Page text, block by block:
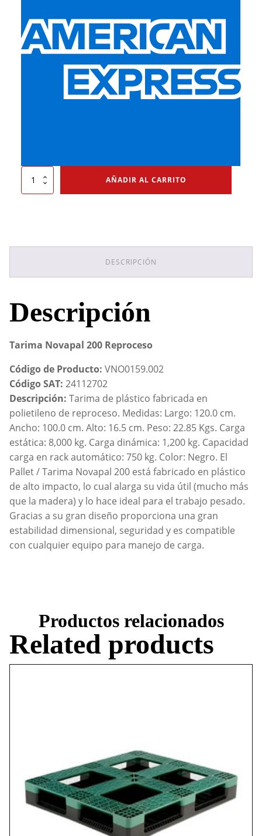
Tarima
Novapal
AÑADIR AL CARRITO
DESCRIPCIÓN
Descripción
Tarima Novapal 200 Reproceso
Código de Producto: VNO0159.002
Código SAT: 24112702
Descripción: Tarima de plástico fabricada en
polietileno de reproceso. Medidas: Largo: 120.0 cm.
Ancho: 100.0 cm. Alto: 16.5 cm. Peso: 22.85 Kgs. Carga
estática: 8,000 kg. Carga dinámica: 1,200 kg. Capacidad
carga en rack automático: 750 kg. Color: Negro. El
Pallet / Tarima Novapal 200 está fabricado en plástico
de alto impacto, lo cual alarga su vida útil (mucho más
que la madera) y lo hace ideal para el trabajo pesado.
Gracias a su gran diseño proporciona una gran
estabilidad dimensional, seguridad y es compatible
con cualquier equipo para manejo de carga.
Productos relacionados
Related products